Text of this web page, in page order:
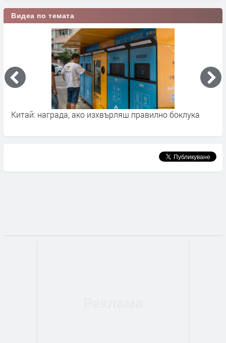
Видеа по темата
Китай: награда, ако изхвърляш правилно боклука